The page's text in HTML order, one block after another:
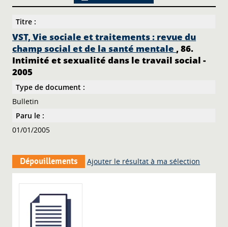
Titre :
VST, Vie sociale et traitements : revue du
champ social et de la santé mentale , 86.
Intimité et sexualité dans le travail social -
2005
Type de document :
Bulletin
Paru le :
01/01/2005
Dépouillements Ajouter le résultat à ma sélection